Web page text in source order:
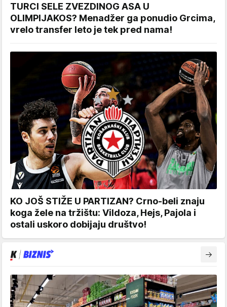
TURCI SELE ZVEZDINOG ASA U
OLIMPIJAKOS? Menadžer ga ponudio Grcima,
vrelo transfer leto je tek pred nama!
KO JOŠ STIŽE U PARTIZAN? Crno-beli znaju
koga žele na tržištu: Vildoza, Hejs, Pajola i
ostali uskoro dobijaju društvo!